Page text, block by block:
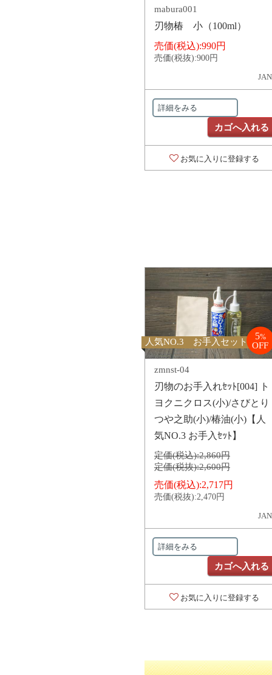
mabura001
刃物椿 小（100ml）
売価(税込):990円
売価(税抜):900円
詳細をみる
カゴへ入れる
お気に入りに登録する
人気NO.3 お手入セット
5%
OFF
zmnst-04
刃物のお手入れｾｯﾄ[004] ト
ヨクニクロス(小)/さびとり
つや之助(小)/椿油(小)【人
気NO.3 お手入ｾｯﾄ】
定価(税込):2,860円
定価(税抜):2,600円
売価(税込):2,717円
売価(税抜):2,470円
詳細をみる
カゴへ入れる
お気に入りに登録する